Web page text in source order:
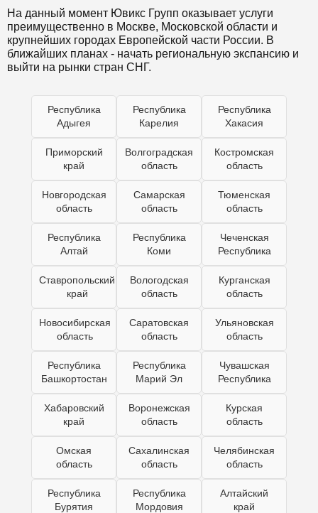
На данный момент Ювикс Групп оказывает услуги
преимущественно в Москве, Московской области и
крупнейших городах Европейской части России. В
ближайших планах - начать региональную экспансию и
выйти на рынки стран СНГ.
Республика
Адыгея
Республика
Карелия
Республика
Хакасия
Приморский
край
Волгоградская
область
Костромская
область
Новгородская
область
Самарская
область
Тюменская
область
Республика
Алтай
Республика
Коми
Чеченская
Республика
Ставропольский
край
Вологодская
область
Курганская
область
Новосибирская
область
Саратовская
область
Ульяновская
область
Республика
Башкортостан
Республика
Марий Эл
Чувашская
Республика
Хабаровский
край
Воронежская
область
Курская
область
Омская
область
Сахалинская
область
Челябинская
область
Республика
Бурятия
Республика
Мордовия
Алтайский
край